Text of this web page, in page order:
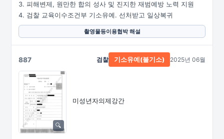
피해변제, 원만한 합의 성사 및 진지한 재범예방 노력 지원
검찰 교육이수조건부 기소유예. 선처받고 일상복귀
촬영물등이용협박 해설
887
미성년자의제강간
검찰 기소유예(불기소) 2025년 06월